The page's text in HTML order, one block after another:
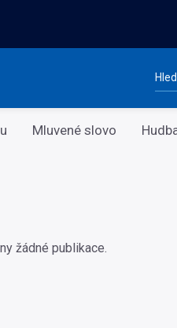
Mluvené slovo
žádné publikace.